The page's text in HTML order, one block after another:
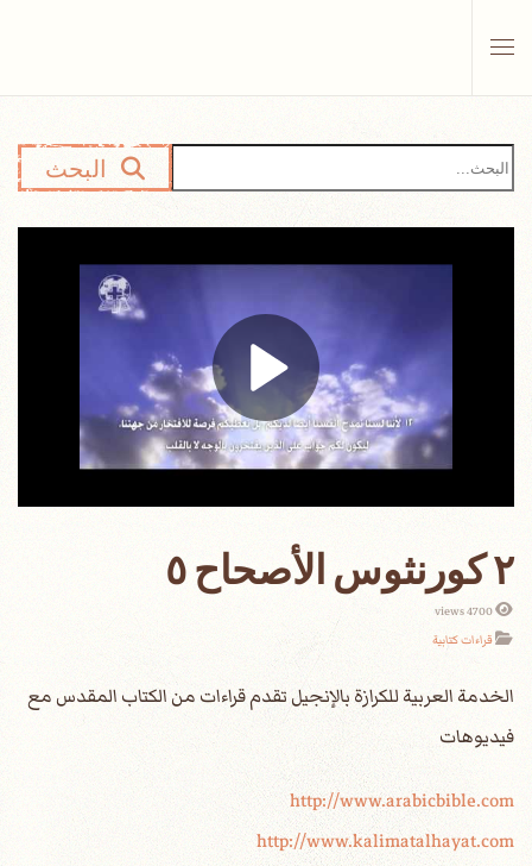
البحث
٢ كورنثوس الأصحاح ٥
4700 views
قراءات كتابية
الخدمة العربية للكرازة بالإنجيل تقدم قراءات من الكتاب المقدس مع
فيديوهات
http://www.arabicbible.com
http://www.kalimatalhayat.com